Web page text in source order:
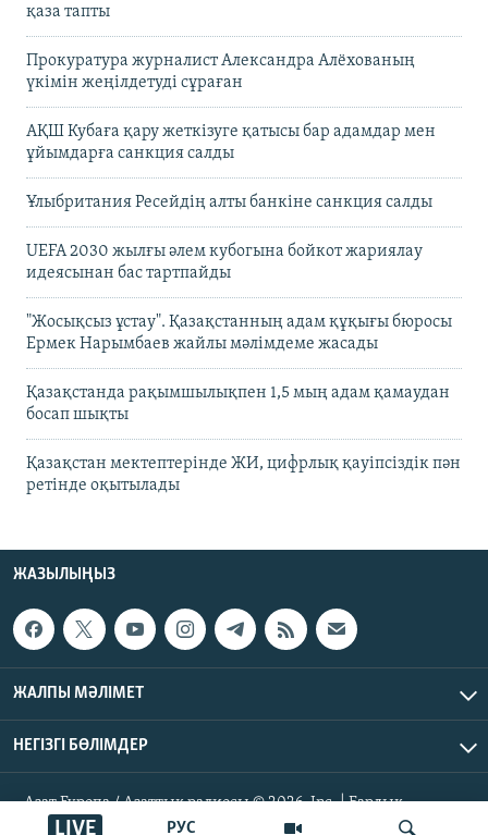
РУС
LIVE
қаза тапты
Прокуратура журналист Александра Алёхованың
үкімін жеңілдетуді сұраған
АҚШ Кубаға қару жеткізуге қатысы бар адамдар мен
ұйымдарға санкция салды
Ұлыбритания Ресейдің алты банкіне санкция салды
UEFA 2030 жылғы әлем кубогына бойкот жариялау
идеясынан бас тартпайды
"Жосықсыз ұстау". Қазақстанның адам құқығы бюросы
Ермек Нарымбаев жайлы мәлімдеме жасады
Қазақстанда рақымшылықпен 1,5 мың адам қамаудан
босап шықты
Қазақстан мектептерінде ЖИ, цифрлық қауіпсіздік пән
ретінде оқытылады
ЖАЗЫЛЫҢЫЗ
ЖАЛПЫ МӘЛІМЕТ
НЕГІЗГІ БӨЛІМДЕР
Азат Еуропа / Азаттық радиосы © 2026, Inc. | Барлық
құқықтары қорғалған